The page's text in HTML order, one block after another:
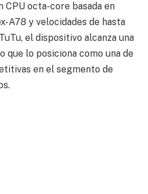
CPU octa-core basada en
A78 y velocidades de hasta
el dispositivo alcanza una
que lo posiciona como una de
en el segmento de